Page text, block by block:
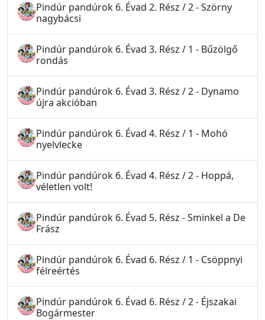
Pindúr pandúrok 6. Évad 2. Rész / 2 - Szörny
nagybácsi
Pindúr pandúrok 6. Évad 3. Rész / 1 - Bűzölgő
rondás
Pindúr pandúrok 6. Évad 3. Rész / 2 - Dynamo
újra akcióban
Pindúr pandúrok 6. Évad 4. Rész / 1 - Mohó
nyelvlecke
Pindúr pandúrok 6. Évad 4. Rész / 2 - Hoppá,
véletlen volt!
Pindúr pandúrok 6. Évad 5. Rész - Sminkel a De
Frász
Pindúr pandúrok 6. Évad 6. Rész / 1 - Csöppnyi
félreértés
Pindúr pandúrok 6. Évad 6. Rész / 2 - Éjszakai
Bogármester